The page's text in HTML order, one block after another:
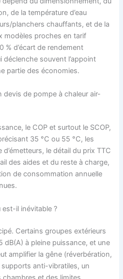
de la température d’eau
planchers chauffants, et de la
modèles proches en tarif
% d’écart de rendement
déclenche souvent l’appoint
partie des économies.
devis de pompe à chaleur air-
le COP et surtout le SCOP,
35 °C ou 55 °C, les
le détail du prix TTC
des aides et du reste à charge,
de consommation annuelle
est-il inévitable ?
Certains groupes extérieurs
dB(A) à pleine puissance, et une
amplifier la gêne (réverbération,
anti-vibratiles, un